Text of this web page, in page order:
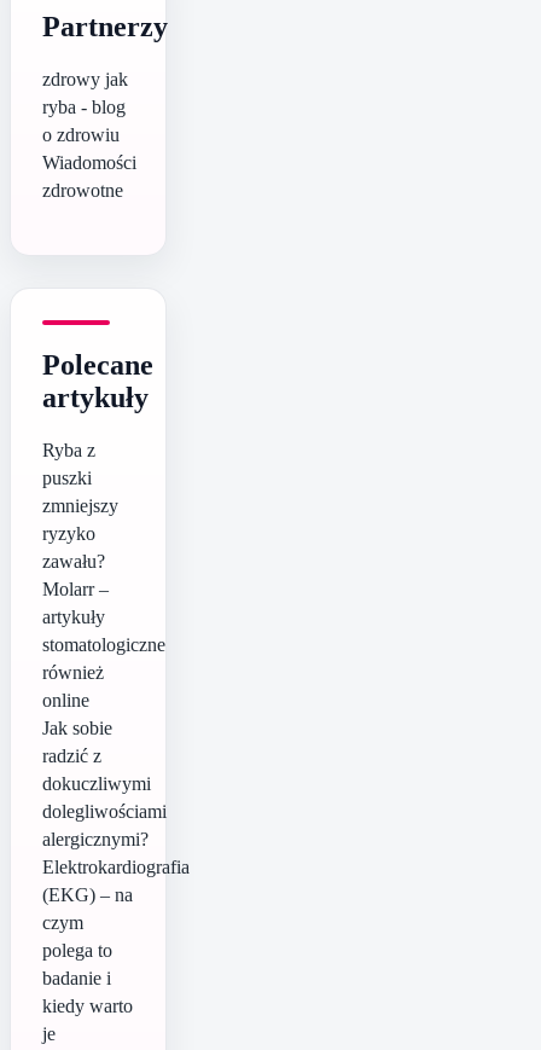
Partnerzy
zdrowy jak
ryba - blog
o zdrowiu
Wiadomości
zdrowotne
Polecane
artykuły
Ryba z
puszki
zmniejszy
ryzyko
zawału?
Molarr –
artykuły
stomatologiczne
również
online
Jak sobie
radzić z
dokuczliwymi
dolegliwościami
alergicznymi?
Elektrokardiografia
(EKG) – na
czym
polega to
badanie i
kiedy warto
je